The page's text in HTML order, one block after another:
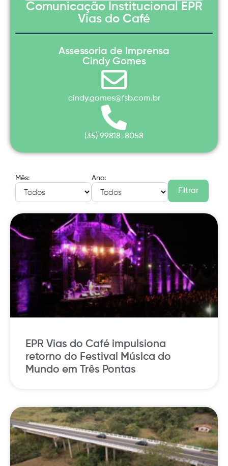
Comunicação Institucional EPR
Vias do Café
Assessoria de Imprensa
Cindy Gomes
cindy.gomes@fsb.com.br
(35) 99818-8058
Mês: Ano:
Filtrar
EPR Vias do Café impulsiona
retorno do Festival Música do
Mundo em Três Pontas